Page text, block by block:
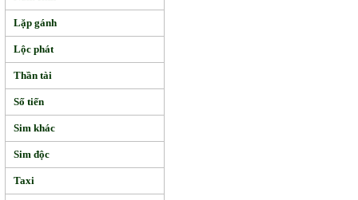
Lặp gánh
Lộc phát
Thần tài
Số tiến
Sim khác
Sim độc
Taxi